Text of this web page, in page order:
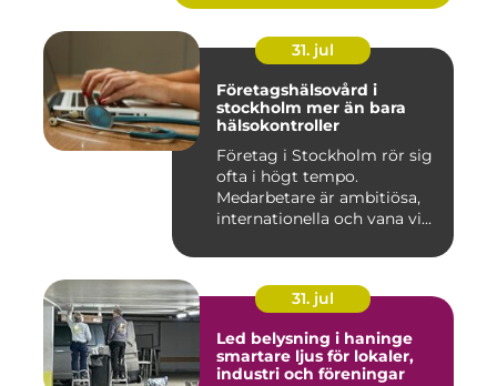
31. jul
Företagshälsovård i
stockholm mer än bara
hälsokontroller
Företag i Stockholm rör sig
ofta i högt tempo.
Medarbetare är ambitiösa,
internationella och vana vi...
31. jul
Led belysning i haninge
smartare ljus för lokaler,
industri och föreningar